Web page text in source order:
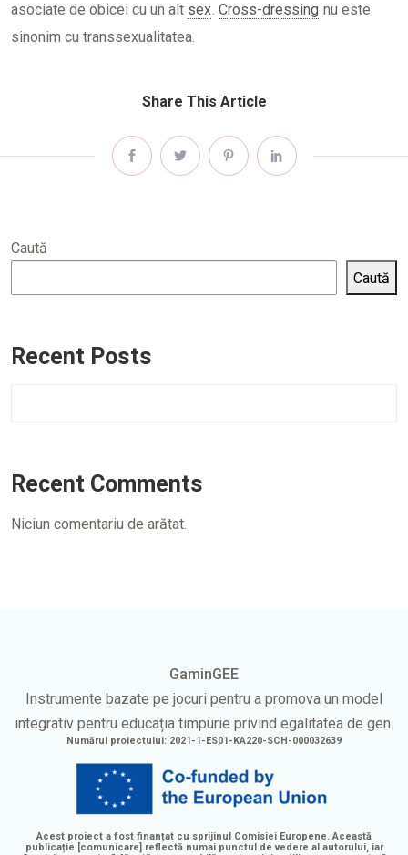
asociate de obicei cu un alt sex. Cross-dressing nu este
sinonim cu transsexualitatea.
Share This Article
Caută
Caută
Recent Posts
Recent Comments
Niciun comentariu de arătat.
GaminGEE
Instrumente bazate pe jocuri pentru a promova un model
integrativ pentru educația timpurie privind egalitatea de gen.
Numărul proiectului: 2021-1-ES01-KA220-SCH-000032639
Acest proiect a fost finanțat cu sprijinul Comisiei Europene. Această
publicație [comunicare] reflectă numai punctul de vedere al autorului, iar